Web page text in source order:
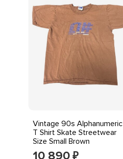
Vintage 90s Alphanumeric
T Shirt Skate Streetwear
Size Small Brown
10 890 ₽